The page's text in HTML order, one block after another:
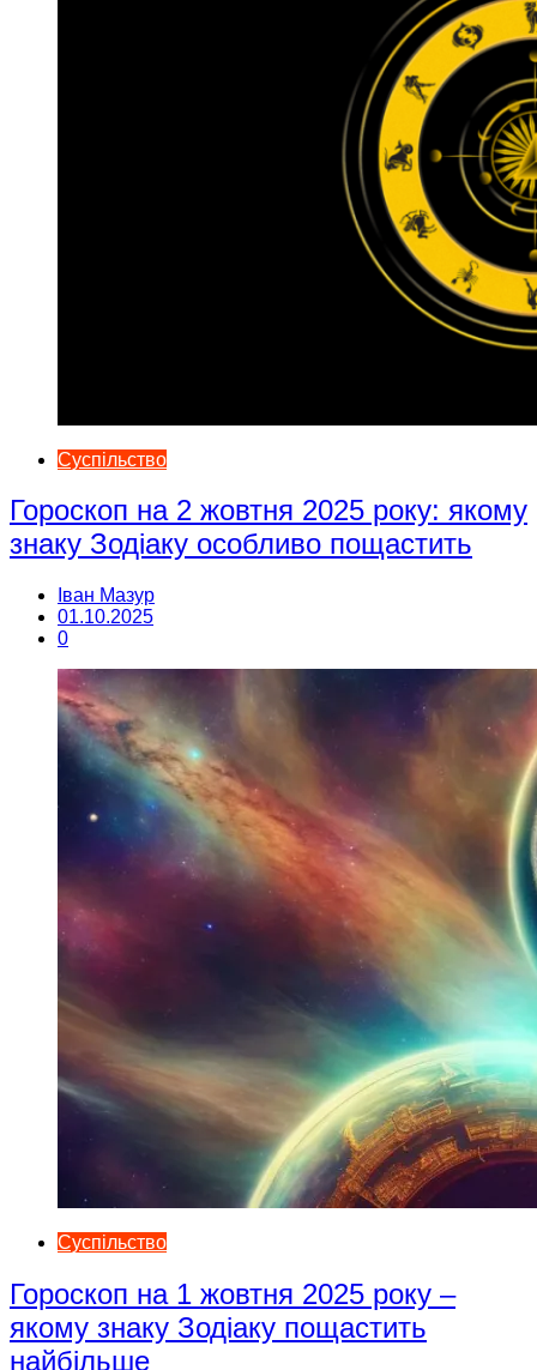
Суспільство
Гороскоп на 2 жовтня 2025 року: якому
знаку Зодіаку особливо пощастить
Іван Мазур
01.10.2025
0
Суспільство
Гороскоп на 1 жовтня 2025 року –
якому знаку Зодіаку пощастить
найбільше